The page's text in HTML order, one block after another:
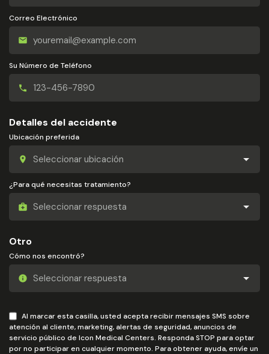
Correo Electrónico
Su Número de Teléfono
Detalles del accidente
Ubicación preferida
¿Para qué necesitas tratamiento?
Otro
Cómo nos encontró?
Al marcar esta casilla, usted acepta recibir mensajes SMS sobre
atención al cliente, marketing, alertas de seguridad, anuncios de
servicio público de Icon Medical Centers. Responda STOP para optar
por no participar en cualquier momento. Para obtener ayuda, envíe un